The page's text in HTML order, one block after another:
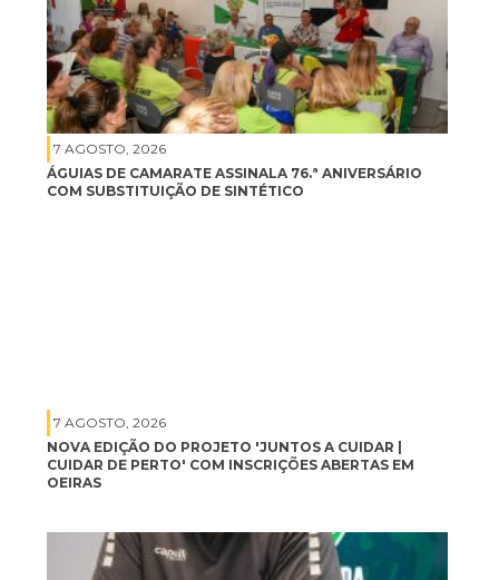
7 AGOSTO, 2026
ÁGUIAS DE CAMARATE ASSINALA 76.ª ANIVERSÁRIO
COM SUBSTITUIÇÃO DE SINTÉTICO
7 AGOSTO, 2026
NOVA EDIÇÃO DO PROJETO 'JUNTOS A CUIDAR |
CUIDAR DE PERTO' COM INSCRIÇÕES ABERTAS EM
OEIRAS